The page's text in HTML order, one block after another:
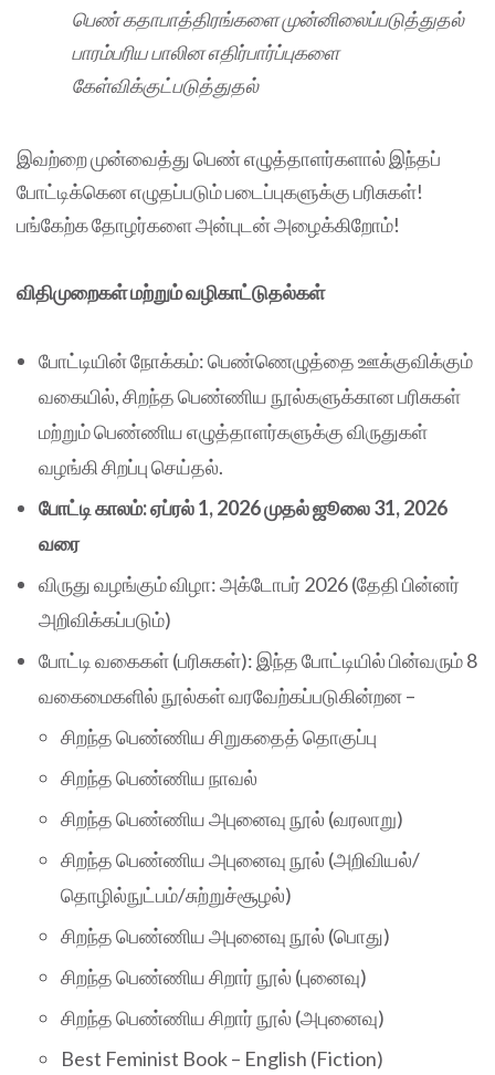
பெண் கதாபாத்திரங்களை முன்னிலைப்படுத்துதல்
பாரம்பரிய பாலின எதிர்பார்ப்புகளை
கேள்விக்குட்படுத்துதல்
இவற்றை முன்வைத்து பெண் எழுத்தாளர்களால் இந்தப்
போட்டிக்கென எழுதப்படும் படைப்புகளுக்கு பரிசுகள்!
பங்கேற்க தோழர்களை அன்புடன் அழைக்கிறோம்!
விதிமுறைகள் மற்றும் வழிகாட்டுதல்கள்
போட்டியின் நோக்கம்: பெண்ணெழுத்தை ஊக்குவிக்கும்
வகையில், சிறந்த பெண்ணிய நூல்களுக்கான பரிசுகள்
மற்றும் பெண்ணிய எழுத்தாளர்களுக்கு விருதுகள்
வழங்கி சிறப்பு செய்தல்.
போட்டி காலம்: ஏப்ரல் 1, 2026 முதல் ஜூலை 31, 2026
வரை
விருது வழங்கும் விழா: அக்டோபர் 2026 (தேதி பின்னர்
அறிவிக்கப்படும்)
போட்டி வகைகள் (பரிசுகள்): இந்த போட்டியில் பின்வரும் 8
வகைமைகளில் நூல்கள் வரவேற்கப்படுகின்றன –
சிறந்த பெண்ணிய சிறுகதைத் தொகுப்பு
சிறந்த பெண்ணிய நாவல்
சிறந்த பெண்ணிய அபுனைவு நூல் (வரலாறு)
சிறந்த பெண்ணிய அபுனைவு நூல் (அறிவியல்/
தொழில்நுட்பம்/சுற்றுச்சூழல்)
சிறந்த பெண்ணிய அபுனைவு நூல் (பொது)
சிறந்த பெண்ணிய சிறார் நூல் (புனைவு)
சிறந்த பெண்ணிய சிறார் நூல் (அபுனைவு)
Best Feminist Book – English (Fiction)